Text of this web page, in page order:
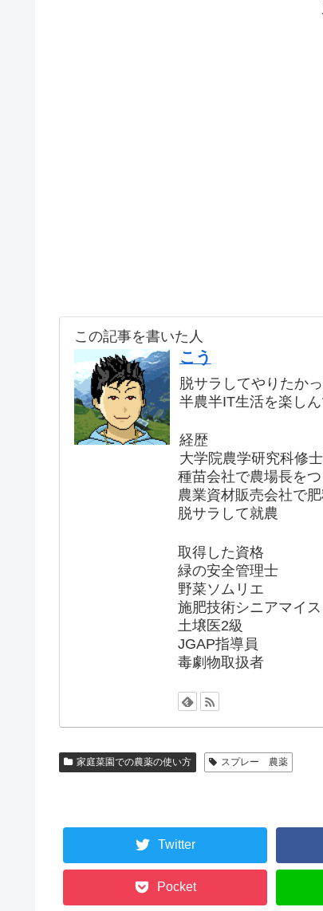
この記事を書いた人
こう
脱サラしてやりたか
半農半IT生活を楽しん
経歴
大学院農学研究科修
種苗会社で農場長を
農業資材販売会社で
脱サラして就農
取得した資格
緑の安全管理士
野菜ソムリエ
施肥技術シニアマイ
土壌医2級
JGAP指導員
毒劇物取扱者
家庭菜園での農薬の使い方 スプレー 農薬
Twitter
Pocket